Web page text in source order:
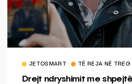
JETOSMART TË REJA NË TREG
Drejt ndryshimit me